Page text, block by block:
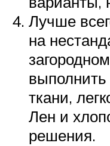
Лучше
на
выполнить
ткани,
Лен и
решения.